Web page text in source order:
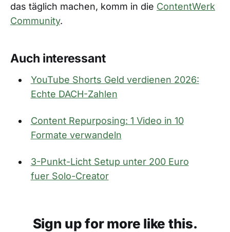
das täglich machen, komm in die ContentWerk
Community.
Auch interessant
YouTube Shorts Geld verdienen 2026:
Echte DACH-Zahlen
Content Repurposing: 1 Video in 10
Formate verwandeln
3-Punkt-Licht Setup unter 200 Euro
fuer Solo-Creator
Sign up for more like this.